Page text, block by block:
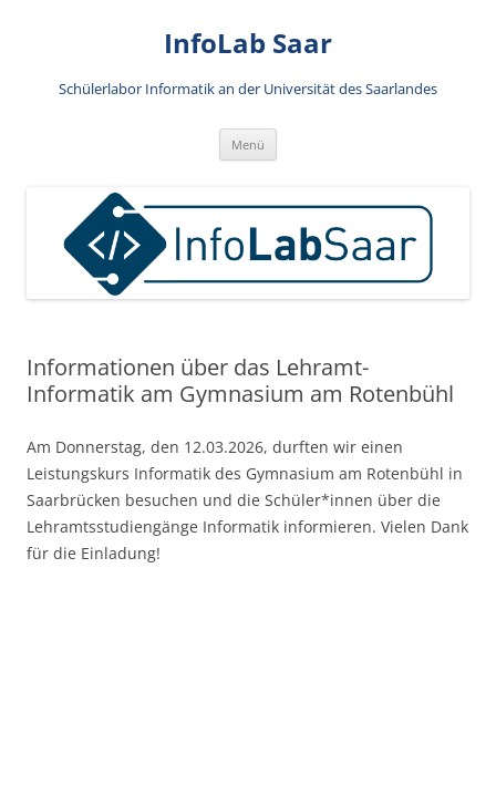
InfoLab Saar
Schülerlabor Informatik an der Universität des Saarlandes
Menü
Informationen über das Lehramt-
Informatik am Gymnasium am Rotenbühl
Am Donnerstag, den 12.03.2026, durften wir einen
Leistungskurs Informatik des Gymnasium am Rotenbühl in
Saarbrücken besuchen und die Schüler*innen über die
Lehramtsstudiengänge Informatik informieren. Vielen Dank
für die Einladung!